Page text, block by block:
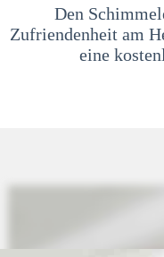
Den
Zufriendenheit am
eine